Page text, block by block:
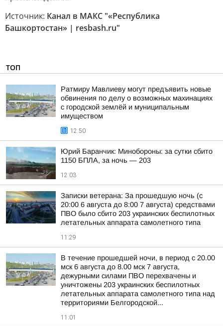
Источник: Канал в МАКС "«Республика
Башкортостан» | resbash.ru"
ТОП
Ратмиру Мавлиеву могут предъявить новые
обвинения по делу о возможных махинациях
с городской землёй и муниципальным
имуществом
12:50
Юрий Баранчик: Минобороны: за сутки сбито
1150 БПЛА, за ночь — 203
12:03
Записки ветерана: За прошедшую ночь (с
20:00 6 августа до 8:00 7 августа) средствами
ПВО было сбито 203 украинских беспилотных
летательных аппарата самолетного типа
11:29
В течение прошедшей ночи, в период с 20.00
мск 6 августа до 8.00 мск 7 августа,
дежурными силами ПВО перехвачены и
уничтожены 203 украинских беспилотных
летательных аппарата самолетного типа над
территориями Белгородской...
11:01